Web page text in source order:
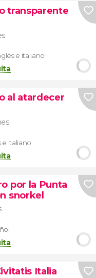
transparente
e italiano
al atardecer
e italiano
por la Punta
snorkel
Italia